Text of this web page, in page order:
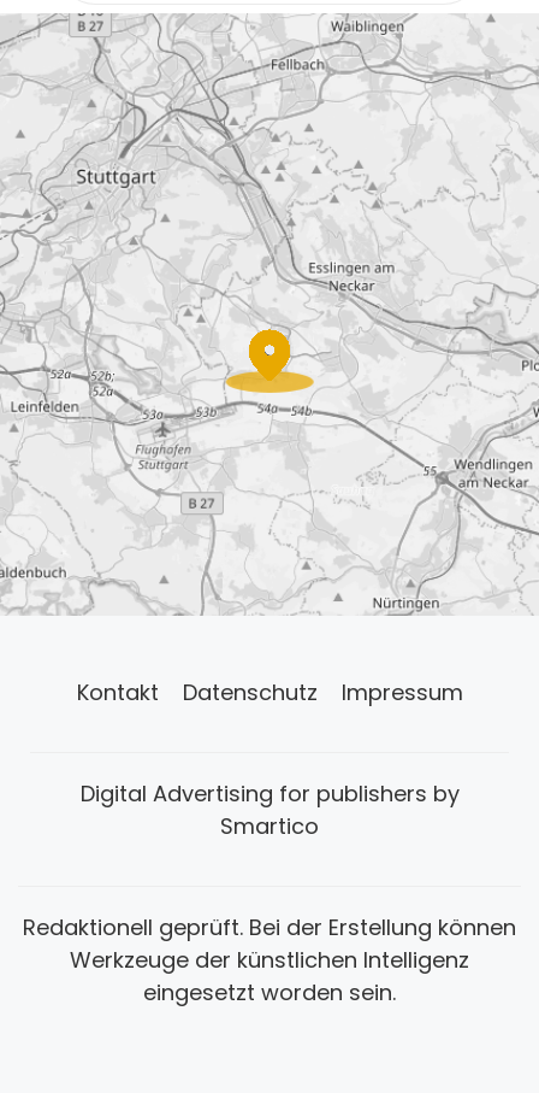
Kontakt Datenschutz Impressum
Digital Advertising for publishers by
Smartico
Redaktionell geprüft. Bei der Erstellung können
Werkzeuge der künstlichen Intelligenz
eingesetzt worden sein.